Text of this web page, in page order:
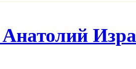
Анатолий